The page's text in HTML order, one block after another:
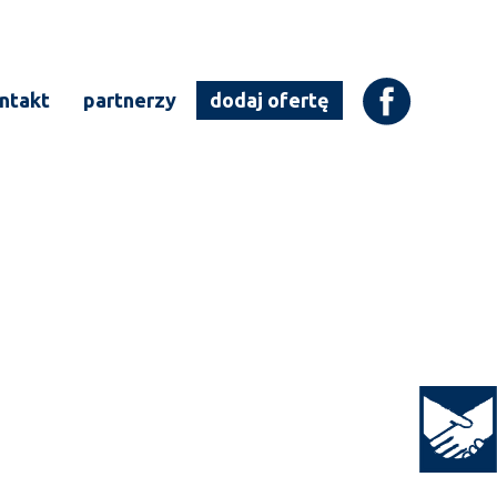
Open
partnerzy dodaj ofertę